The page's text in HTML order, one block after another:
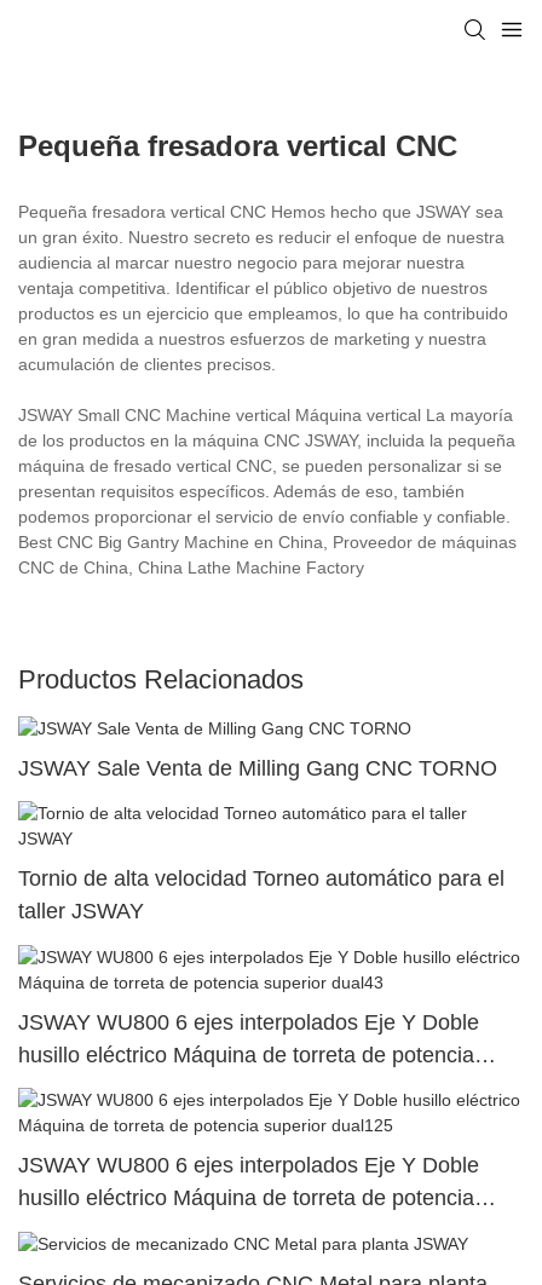
Pequeña fresadora vertical CNC
Pequeña fresadora vertical CNC Hemos hecho que JSWAY sea
un gran éxito. Nuestro secreto es reducir el enfoque de nuestra
audiencia al marcar nuestro negocio para mejorar nuestra
ventaja competitiva. Identificar el público objetivo de nuestros
productos es un ejercicio que empleamos, lo que ha contribuido
en gran medida a nuestros esfuerzos de marketing y nuestra
acumulación de clientes precisos.
JSWAY Small CNC Machine vertical Máquina vertical La mayoría
de los productos en la máquina CNC JSWAY, incluida la pequeña
máquina de fresado vertical CNC, se pueden personalizar si se
presentan requisitos específicos. Además de eso, también
podemos proporcionar el servicio de envío confiable y confiable.
Best CNC Big Gantry Machine en China, Proveedor de máquinas
CNC de China, China Lathe Machine Factory
Productos Relacionados
JSWAY Sale Venta de Milling Gang CNC TORNO
Tornio de alta velocidad Torneo automático para el
taller JSWAY
JSWAY WU800 6 ejes interpolados Eje Y Doble
husillo eléctrico Máquina de torreta de potencia
superior dual43
JSWAY WU800 6 ejes interpolados Eje Y Doble
husillo eléctrico Máquina de torreta de potencia
superior dual125